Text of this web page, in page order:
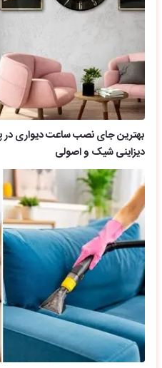
بهترین جای نصب ساعت دیواری در
دیزاینی شیک و اصولی